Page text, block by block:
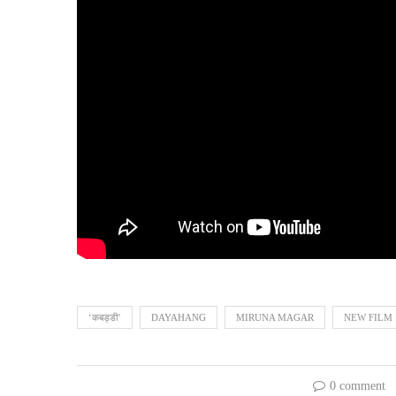
‘कबड्डी’ DAYAHANG MIRUNA MAGAR NEW FILM
0 comment